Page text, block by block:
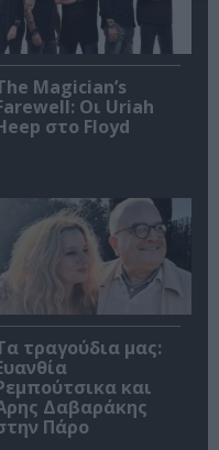
Magician’s
Οι Uriah
στο Floyd
τραγούδια μας:
και
Δαβαράκης
Πάρο